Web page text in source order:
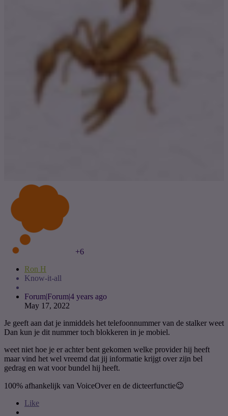
+6
Ron H
Know-it-all
Forum|Forum|4 years ago
May 17, 2022
Je geeft aan dat je inmiddels het telefoonnummer van de stalker weet
Dan kun je dit nummer toch blokkeren in je mobiel.
weet niet hoe je er achter bent gekomen welke provider hij heeft
maar vind het wel vreemd dat jij informatie krijgt over zijn bel
gedrag en wat voor bundel hij heeft.
100% afhankelijk van VoiceOver en de dicteerfunctie😉
Like